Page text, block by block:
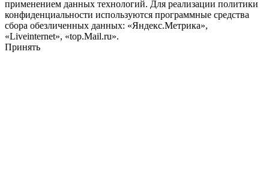
применением данных технологий. Для реализации политики
конфиденциальности используются программные средства
сбора обезличенных данных: «Яндекс.Метрика»,
«Liveinternet», «top.Mail.ru».
Принять